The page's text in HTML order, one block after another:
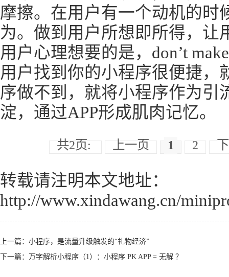
摩擦。在用户有一个动机的时
为。做到用户所想即所得，让
用户心理想要的是，don’t
用户找到你的小程序很便捷，
序做不到，就将小程序作为引
淀，通过APP形成肌肉记忆。
共2页: 上一页 1 2
转载请注明本文地址：
http://www.xindawang.cn/
上一篇： 小程序，是流量升级触发的“礼物经济”
下一篇：
万字解析小程序（1）：小程序 PK APP = 无解 ？